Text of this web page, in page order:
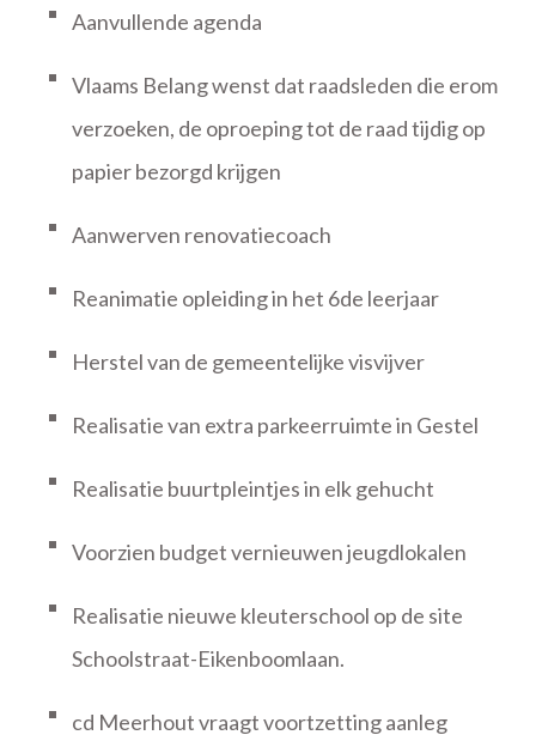
Aanvullende agenda
Vlaams Belang wenst dat raadsleden die erom
verzoeken, de oproeping tot de raad tijdig op
papier bezorgd krijgen
Aanwerven renovatiecoach
Reanimatie opleiding in het 6de leerjaar
Herstel van de gemeentelijke visvijver
Realisatie van extra parkeerruimte in Gestel
Realisatie buurtpleintjes in elk gehucht
Voorzien budget vernieuwen jeugdlokalen
Realisatie nieuwe kleuterschool op de site
Schoolstraat-Eikenboomlaan.
cd Meerhout vraagt voortzetting aanleg